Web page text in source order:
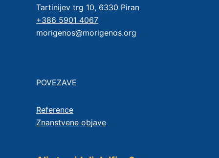
Tartinijev trg 10, 6330 Piran
+386 5901 4067
morigenos@morigenos.org
POVEZAVE
Reference
Znanstvene objave